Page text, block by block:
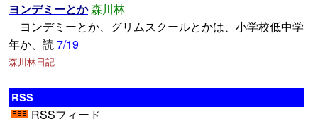
ヨンデミーとか森川林
ヨンデミーとか、グリムスクールとかは、小学校低中学
年か、読7/19
森川林日記
RSS
RSSフィード